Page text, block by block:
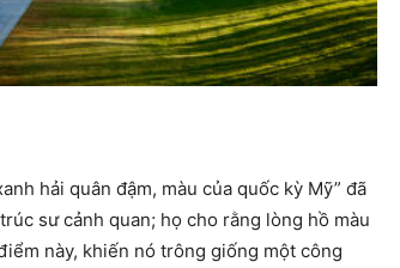
hải quân đậm, màu của quốc kỳ Mỹ” đã
sư cảnh quan; họ cho rằng lòng hồ màu
này, khiến nó trông giống một công